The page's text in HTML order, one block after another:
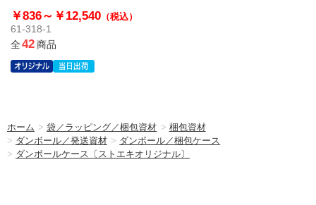
￥836～ ￥12,540 （税込）
61-318-1
全42商品
ホーム >袋／ラッピング／梱包資材 > 梱包資材
> ダンボール／発送資材 > ダンボール／梱包ケース
> ダンボールケース〔ストエキオリジナル〕